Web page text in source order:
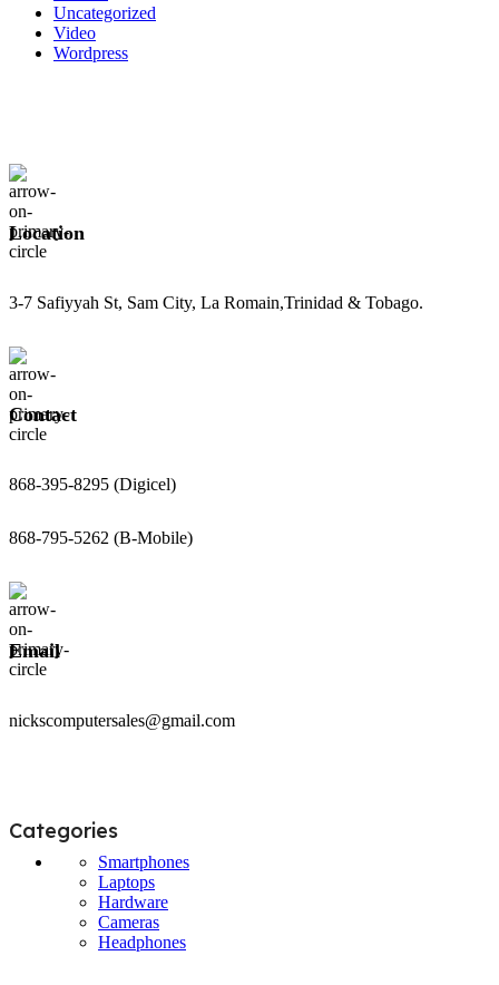
Uncategorized
Video
Wordpress
Location
3-7 Safiyyah St, Sam City, La Romain,Trinidad & Tobago.
Contact
868-395-8295 (Digicel)
868-795-5262 (B-Mobile)
Email
nickscomputersales@gmail.com
Categories
Smartphones
Laptops
Hardware
Cameras
Headphones